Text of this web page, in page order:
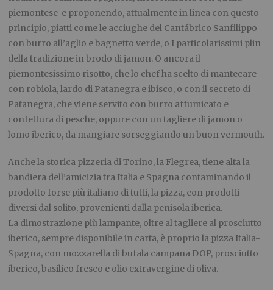
piemontese e proponendo, attualmente in linea con questo
principio, piatti come le acciughe del Cantábrico Sanfilippo
con burro all’aglio e bagnetto verde, o I particolarissimi plin
della tradizione in brodo di jamon. O ancora il
piemontesissimo risotto, che lo chef ha scelto di mantecare
con robiola, lardo di Patanegra e ibisco, o con il secreto di
Patanegra, che viene servito con burro affumicato e
confettura di pesche, oppure con un tagliere di jamon o
lomo iberico, da mangiare sorseggiando un buon vermouth.
Anche la storica pizzeria di Torino, la Flegrea, tiene alta la
bandiera dell’amicizia tra Italia e Spagna contaminando il
prodotto forse più italiano di tutti, la pizza, con prodotti
diversi dal solito, provenienti dalla penisola iberica.
La dimostrazione più lampante, oltre al tagliere al prosciutto
iberico, sempre disponibile in carta, è proprio la pizza Italia-
Spagna, con mozzarella di bufala campana DOP, prosciutto
iberico, basilico fresco e olio extravergine di oliva.